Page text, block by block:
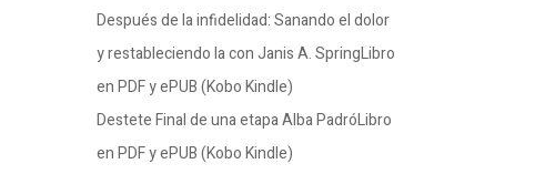
Después de la infidelidad: Sanando el dolor
y restableciendo la con Janis A. SpringLibro
en PDF y ePUB (Kobo Kindle)
Destete Final de una etapa Alba PadróLibro
en PDF y ePUB (Kobo Kindle)